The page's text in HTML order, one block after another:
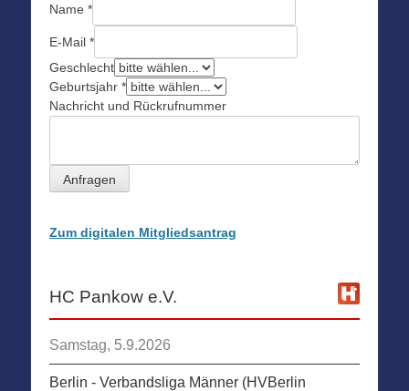
Name *
E-Mail *
Geschlecht
Geburtsjahr *
Nachricht und Rückrufnummer
Anfragen
Zum digitalen Mitgliedsantrag
HC Pankow e.V.
Samstag, 5.9.2026
Berlin - Verbandsliga Männer (HVBerlin